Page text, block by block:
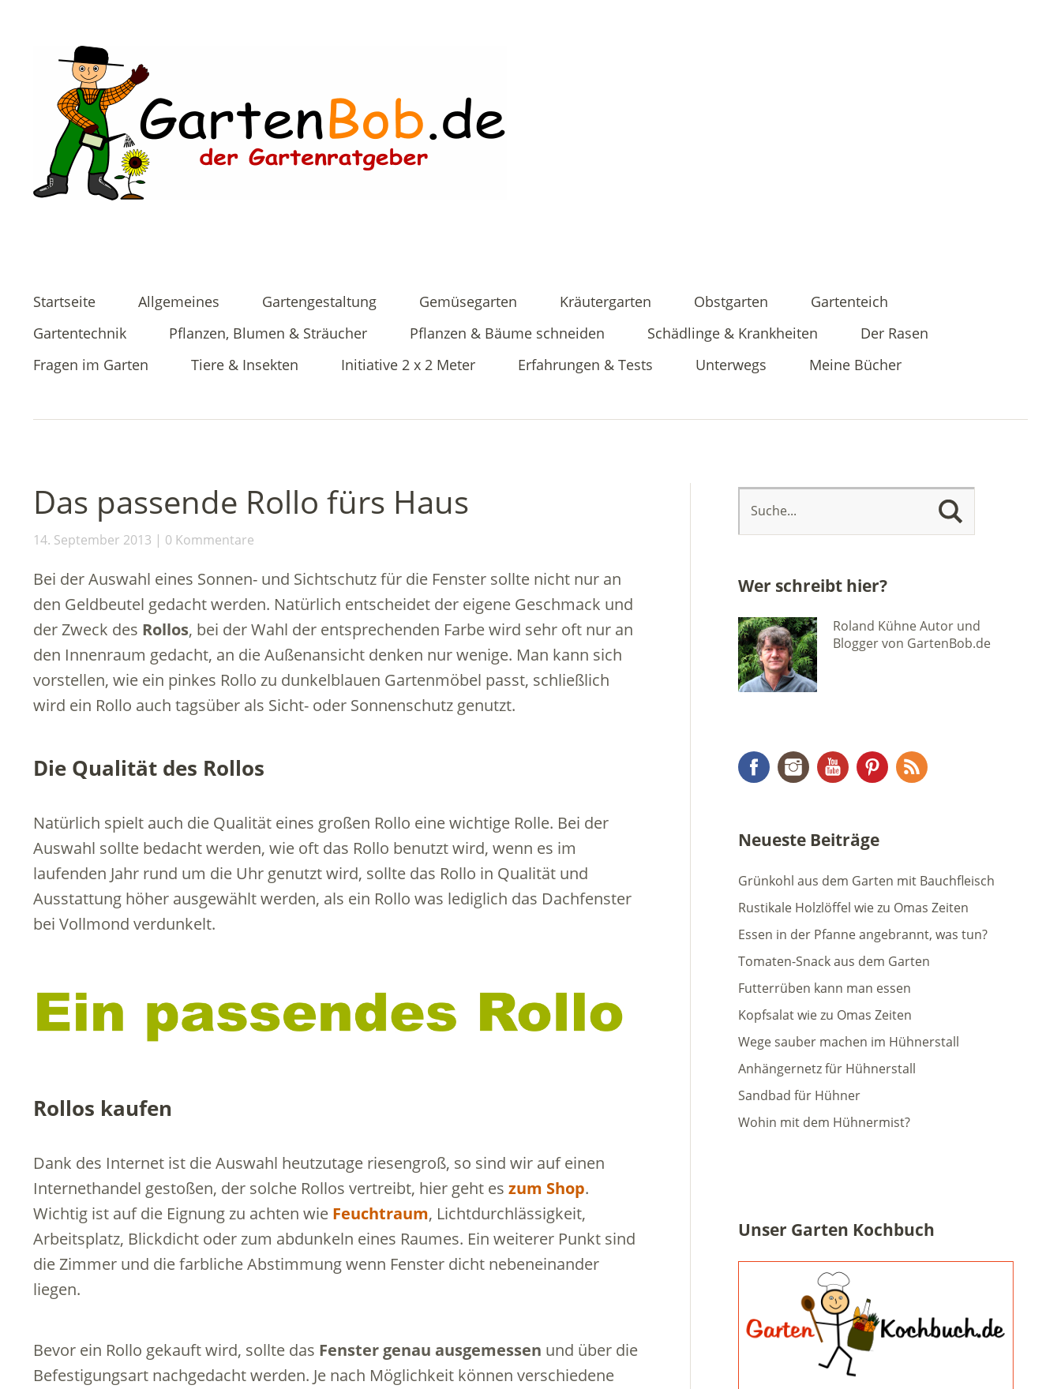
Startseite Allgemeines Gartengestaltung Gemüsegarten Kräutergarten Obstgarten
Gartenteich
Gartentechnik
Pflanzen, Blumen & Sträucher Pflanzen & Bäume schneiden Schädlinge & Krankheiten
Der Rasen
Fragen im Garten
Tiere & Insekten Initiative 2 x 2 Meter Erfahrungen & Tests Unterwegs Meine Bücher
Das passende Rollo fürs Haus
14. September 2013 0 Kommentare
Bei der Auswahl eines Sonnen- und Sichtschutz für die Fenster sollte nicht nur an
den Geldbeutel gedacht werden. Natürlich entscheidet der eigene Geschmack und
der Zweck des Rollos, bei der Wahl der entsprechenden Farbe wird sehr oft nur an
den Innenraum gedacht, an die Außenansicht denken nur wenige. Man kann sich
vorstellen, wie ein pinkes Rollo zu dunkelblauen Gartenmöbel passt, schließlich
wird ein Rollo auch tagsüber als Sicht- oder Sonnenschutz genutzt.
Die Qualität des Rollos
Natürlich spielt auch die Qualität eines großen Rollo eine wichtige Rolle. Bei der
Auswahl sollte bedacht werden, wie oft das Rollo benutzt wird, wenn es im
laufenden Jahr rund um die Uhr genutzt wird, sollte das Rollo in Qualität und
Ausstattung höher ausgewählt werden, als ein Rollo was lediglich das Dachfenster
bei Vollmond verdunkelt.
Rollos kaufen
Dank des Internet ist die Auswahl heutzutage riesengroß, so sind wir auf einen
Internethandel gestoßen, der solche Rollos vertreibt, hier geht es zum Shop.
Wichtig ist auf die Eignung zu achten wie Feuchtraum, Lichtdurchlässigkeit,
Arbeitsplatz, Blickdicht oder zum abdunkeln eines Raumes. Ein weiterer Punkt sind
die Zimmer und die farbliche Abstimmung wenn Fenster dicht nebeneinander
liegen.
Bevor ein Rollo gekauft wird, sollte das Fenster genau ausgemessen und über die
Befestigungsart nachgedacht werden. Je nach Möglichkeit können verschiedene
Wer schreibt hier?
Roland Kühne Autor und
Blogger von GartenBob.de
FacebookInstagramYouTubePinterestRSS Feed
Neueste Beiträge
Grünkohl aus dem Garten mit Bauchfleisch
Rustikale Holzlöffel wie zu Omas Zeiten
Essen in der Pfanne angebrannt, was tun?
Tomaten-Snack aus dem Garten
Futterrüben kann man essen
Kopfsalat wie zu Omas Zeiten
Wege sauber machen im Hühnerstall
Anhängernetz für Hühnerstall
Sandbad für Hühner
Wohin mit dem Hühnermist?
Unser Garten Kochbuch